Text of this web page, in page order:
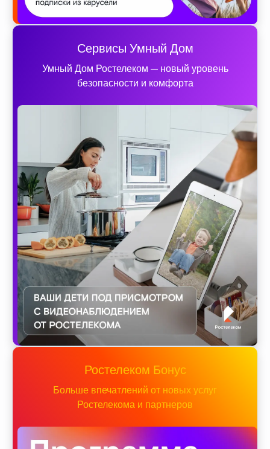
Сервисы Умный Дом
Умный Дом Ростелеком — новый уровень
безопасности и комфорта
Ростелеком Бонус
Больше впечатлений от новых услуг
Ростелекома и партнеров